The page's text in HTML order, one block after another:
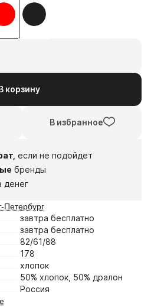
корзину
В избранное
если не подойдет
бренды
денег
Петербург
завтра бесплатно
завтра бесплатно
82/61/88
178
хлопок
50% хлопок, 50% дралон
Россия